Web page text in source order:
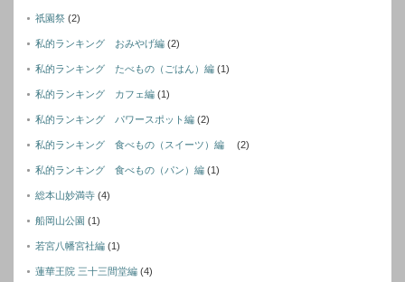
祇園祭 (2)
私的ランキング おみやげ編 (2)
私的ランキング たべもの（ごはん）編 (1)
私的ランキング カフェ編 (1)
私的ランキング パワースポット編 (2)
私的ランキング 食べもの（スイーツ）編 (2)
私的ランキング 食べもの（パン）編 (1)
総本山妙満寺 (4)
船岡山公園 (1)
若宮八幡宮社編 (1)
蓮華王院 三十三間堂編 (4)